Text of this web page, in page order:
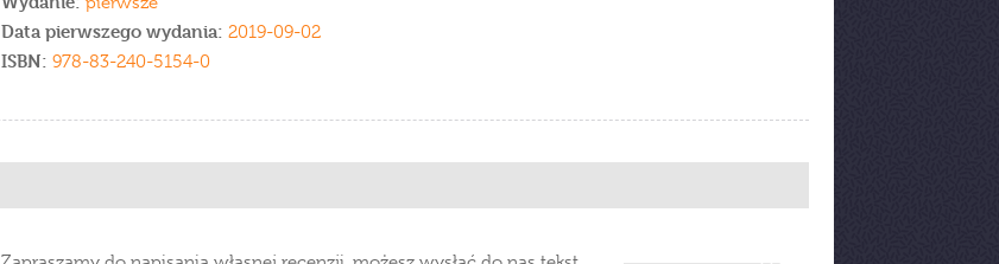
Data pierwszego wydania: 2019-09-02
ISBN: 978-83-240-5154-0